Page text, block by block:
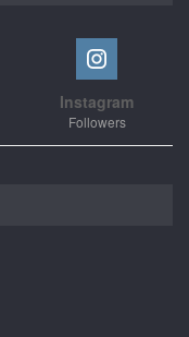
Instagram
Followers